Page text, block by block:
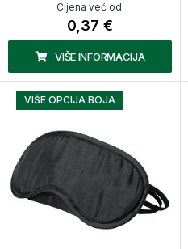
Cijena već od:
0,37 €
VIŠE INFORMACIJA
VIŠE OPCIJA BOJA